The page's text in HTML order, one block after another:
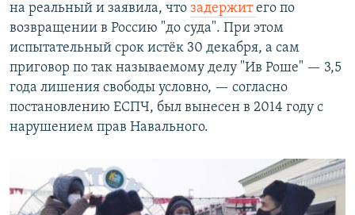
на реальный и заявила, что задержитего по
возвращении в Россию "до суда". При этом
испытательный срок истёк 30 декабря, а сам
приговор по так называемому делу "Ив Роше" — 3,5
года лишения свободы условно, — согласно
постановлению ЕСПЧ, был вынесен в 2014 году с
нарушением прав Навального.